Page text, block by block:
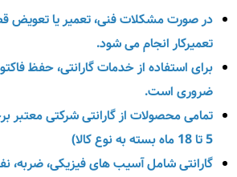
در صورت مشکلات فنی، تعمیر یا
تعمیرکار انجام می‌ شود.
برای استفاده از خدمات گارانتی، حفظ
ضروری است.
تمامی محصولات از گارانتی شرکتی معتبر
5 تا 18 ماه بسته به نوع کالا)
گارانتی شامل آسیب‌ های فیزیکی، ضربه،